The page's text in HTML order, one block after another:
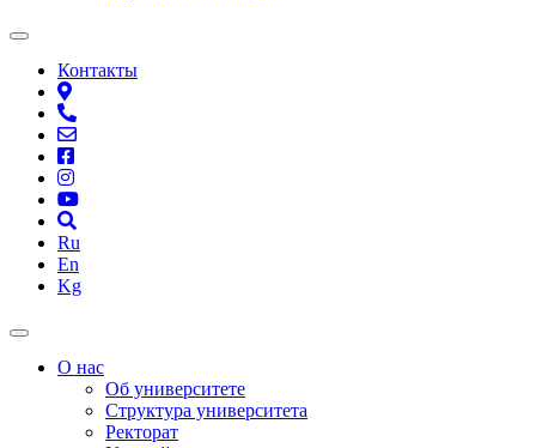
Контакты
Ru
En
Kg
О нас
Об университете
Структура университета
Ректорат